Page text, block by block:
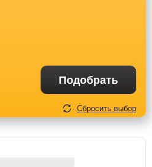
Подобрать
Сбросить выбор